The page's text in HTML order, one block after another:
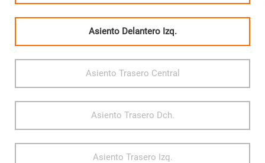
Asiento Delantero Izq.
Asiento Trasero Central
Asiento Trasero Dch.
Asiento Trasero Izq.